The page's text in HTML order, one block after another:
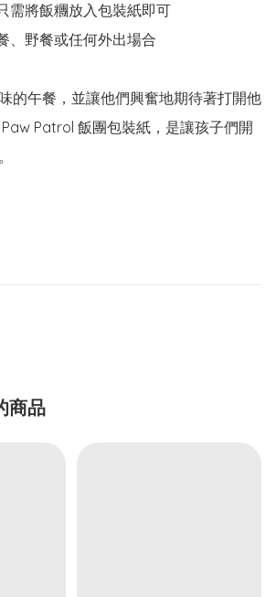
需將飯糰放入包裝紙即可
、野餐或任何外出場合
的午餐，並讓他們興奮地期待著打開他
Patrol 飯團包裝紙，是讓孩子們開
商品